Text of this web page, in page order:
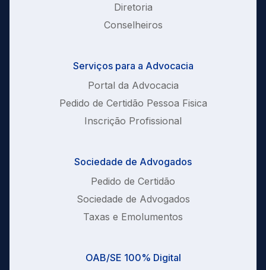
Diretoria
Conselheiros
Serviços para a Advocacia
Portal da Advocacia
Pedido de Certidão Pessoa Fisica
Inscrição Profissional
Sociedade de Advogados
Pedido de Certidão
Sociedade de Advogados
Taxas e Emolumentos
OAB/SE 100% Digital